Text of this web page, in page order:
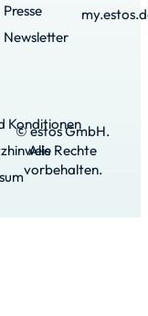
Presse
Newsletter
© estos GmbH.
Alle Rechte
vorbehalten.
Konditionen